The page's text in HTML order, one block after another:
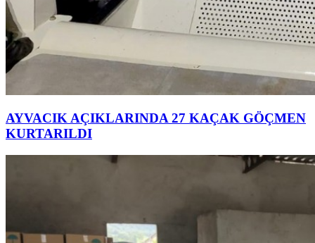
AYVACIK AÇIKLARINDA 27 KAÇAK GÖÇMEN
KURTARILDI